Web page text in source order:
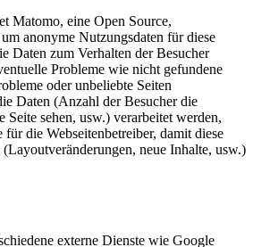
Matomo, eine Open Source,
anonyme Nutzungsdaten für diese
Daten zum Verhalten der Besucher
Probleme wie nicht gefundene
oder unbeliebte Seiten
Daten (Anzahl der Besucher die
Seite sehen, usw.) verarbeitet werden,
die Webseitenbetreiber, damit diese
neue Inhalte, usw.)
externe Dienste wie Google